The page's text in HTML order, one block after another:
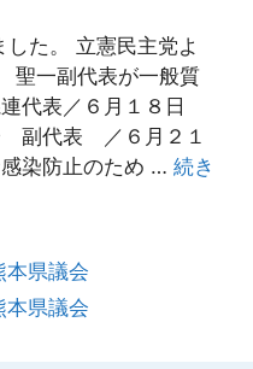
た。 立憲民主党よ
一副代表が一般質
表／６月１８日
副代表 ／６月２１
染防止のため … 続き
本県議会
本県議会